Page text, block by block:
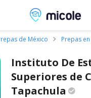
Micole,
de México Prepas
Instituto De
Superiores de
Tapachula